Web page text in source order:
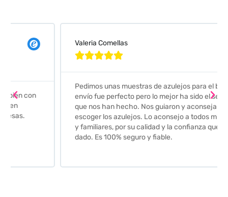
Valeria Comellas
Pedimos unas muestras de azulejos para el baño. El
envío fue perfecto pero lo mejor ha sido el seguimiento
que nos han hecho. Nos guiaron y aconsejaron para
escoger los azulejos. Lo aconsejo a todos mis amigos
y familiares, por su calidad y la confianza que nos han
dado. Es 100% seguro y fiable.